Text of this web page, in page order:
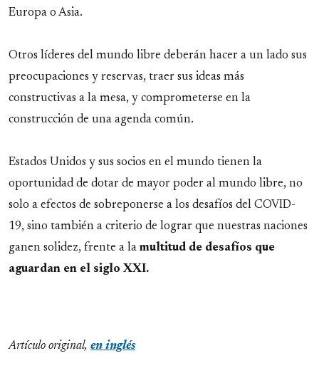
Europa o Asia.
Otros líderes del mundo libre deberán hacer a un lado sus
preocupaciones y reservas, traer sus ideas más
constructivas a la mesa, y comprometerse en la
construcción de una agenda común.
Estados Unidos y sus socios en el mundo tienen la
oportunidad de dotar de mayor poder al mundo libre, no
solo a efectos de sobreponerse a los desafíos del COVID-
19, sino también a criterio de lograr que nuestras naciones
ganen solidez, frente a la multitud de desafíos que
aguardan en el siglo XXI.
Artículo original, en inglés